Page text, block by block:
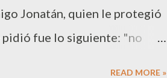
Jonatán, quien le protegió
pidió fue lo siguiente: "no
READ MORE »